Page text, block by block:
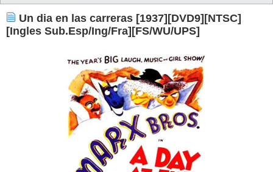
Un dia en las carreras [1937][DVD9][NTSC]
[Ingles Sub.Esp/Ing/Fra][FS/WU/UPS]